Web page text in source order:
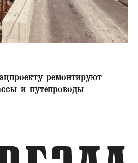
ремонтируют
и путепроводы